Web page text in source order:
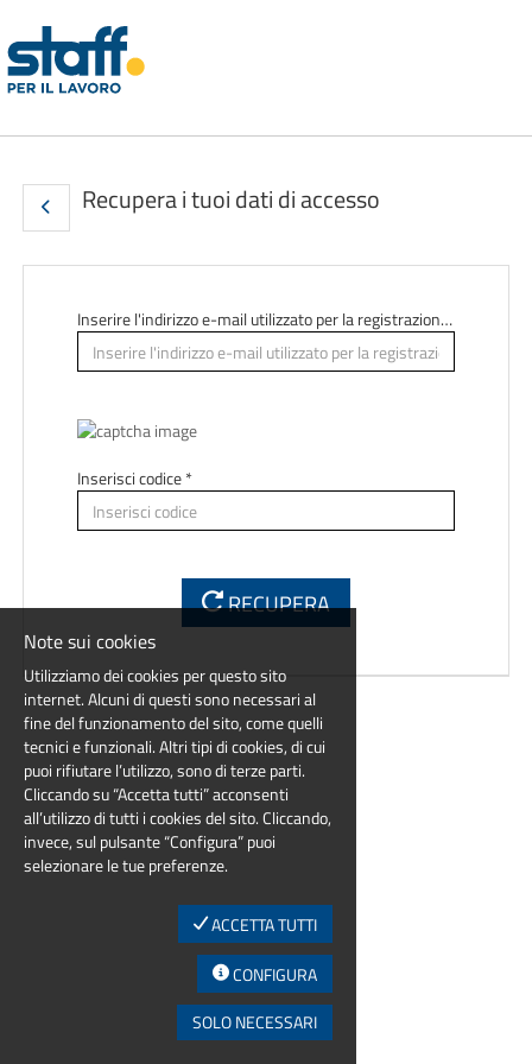
Note sui cookies
Utilizziamo dei cookies per questo sito
internet. Alcuni di questi sono necessari al
fine del funzionamento del sito, come quelli
tecnici e funzionali. Altri tipi di cookies, di cui
puoi rifiutare l’utilizzo, sono di terze parti.
Cliccando su “Accetta tutti” acconsenti
all’utilizzo di tutti i cookies del sito. Cliccando,
invece, sul pulsante “Configura” puoi
selezionare le tue preferenze.
ACCETTA TUTTI
CONFIGURA
SOLO NECESSARI
Recupera i tuoi dati di accesso
Inserire l'indirizzo e-mail utilizzato per la registrazione *
Inserisci codice *
RECUPERA